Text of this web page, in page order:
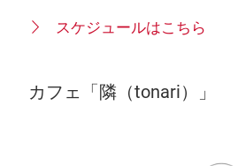
スケジュールはこちら
カフェ「隣（tonari）」